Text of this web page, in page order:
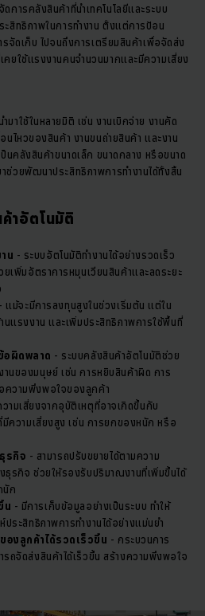
การคลังสินค้าที่นำเทคโนโลยีและระบบ
สิทธิภาพในการทำงาน ตั้งแต่การป้อน
จัดเก็บ ไปจนถึงการเตรียมสินค้าเพื่อจัดส่ง
ยใช้แรงงานคนจำนวนมากและมีความเสี่ยง
าใช้ในหลายมิติ เช่น งานเบิกจ่าย งานคัด
ไหวของสินค้า งานขนถ่ายสินค้า และงาน
นคลังสินค้าขนาดเล็ก ขนาดกลาง หรือขนาด
ช่วยพัฒนาประสิทธิภาพการทำงานได้ทั้งสิ้น
าอัตโนมัติ
น - ระบบอัตโนมัติทำงานได้อย่างรวดเร็ว
เพิ่มอัตราการหมุนเวียนสินค้าและลดระยะ
- แม้จะมีการลงทุนสูงในช่วงเริ่มต้น แต่ใน
นแรงงาน และเพิ่มประสิทธิภาพการใช้พื้นที่
อผิดพลาด - ระบบคลังสินค้าอัตโนมัติช่วย
นของมนุษย์ เช่น การหยิบสินค้าผิด การ
วามพึงพอใจของลูกค้า
ามเสี่ยงจากอุบัติเหตุที่อาจเกิดขึ้นกับ
มีความเสี่ยงสูง เช่น การยกของหนัก หรือ
รกิจ - สามารถปรับขยายได้ตามความ
ธุรกิจ ช่วยให้รองรับปริมาณงานที่เพิ่มขึ้นได้
นัก
น - มีการเก็บข้อมูลอย่างเป็นระบบ ทำให้
ประสิทธิภาพการทำงานได้อย่างแม่นยำ
งลูกค้าได้รวดเร็วขึ้น - กระบวนการ
รถจัดส่งสินค้าได้เร็วขึ้น สร้างความพึงพอใจ